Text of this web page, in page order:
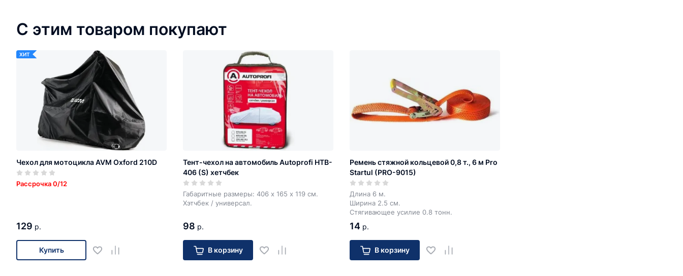
С этим товаром покупают
ХИТ
Чехол для мотоцикла AVM Oxford 210D
Рассрочка 0/12
129 р.
Купить
Тент-чехол на автомобиль Autoprofi HTB-
406 (S) хетчбек
Габаритные размеры: 406 х 165 х 119 см.
Хэтчбек / универсал.
98 р.
В корзину
Ремень стяжной кольцевой 0,8 т., 6 м Pro
Startul (PRO-9015)
Длина 6 м.
Ширина 2.5 см.
Стягивающее усилие 0.8 тонн.
14 р.
В корзину